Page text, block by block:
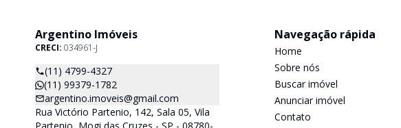
Argentino Imóveis
CRECI: 034961-J
(11) 4799-4327
(11) 99379-1782
argentino.imoveis@gmail.com
Rua Victório Partenio, 142, Sala 05, Vila
Navegação rápida
Home
Sobre nós
Buscar imóvel
Anunciar imóvel
Contato